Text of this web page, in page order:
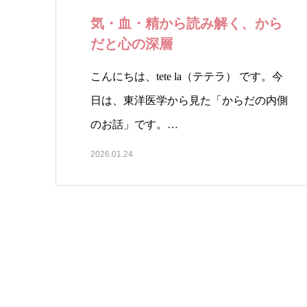
気・血・精から読み解く、から
だと心の深層
こんにちは、tete la（テテラ） です。今
日は、東洋医学から見た「からだの内側
のお話」です。…
2026.01.24